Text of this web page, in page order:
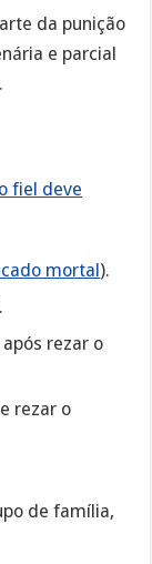
da punição
e parcial
fiel deve
mortal).
rezar o
rezar o
de família,